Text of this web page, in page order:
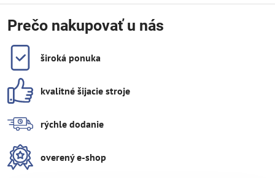
Prečo nakupovať u nás
široká ponuka
kvalitné šijacie stroje
rýchle dodanie
overený e-shop